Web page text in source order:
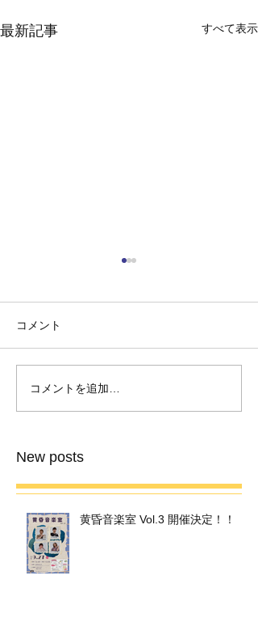
最新記事 すべて表示
黄昏音楽室 Vol.2 〜
Mintons Cafe〜
コメント
コメントを追加…
New posts
黄昏音楽室 Vol.3 開催決定！！